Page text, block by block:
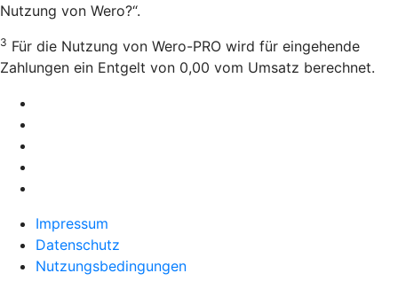
Nutzung von Wero?“.
3 Für die Nutzung von Wero-PRO wird für eingehende
Zahlungen ein Entgelt von 0,00 vom Umsatz berechnet.
Impressum
Datenschutz
Nutzungsbedingungen